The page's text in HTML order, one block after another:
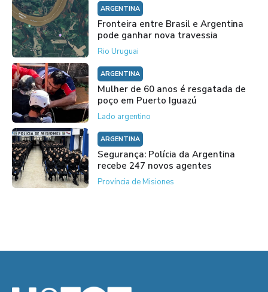
ARGENTINA
Fronteira entre Brasil e Argentina
pode ganhar nova travessia
Rio Uruguai
ARGENTINA
Mulher de 60 anos é resgatada de
poço em Puerto Iguazú
Lado argentino
ARGENTINA
Segurança: Polícia da Argentina
recebe 247 novos agentes
Província de Misiones